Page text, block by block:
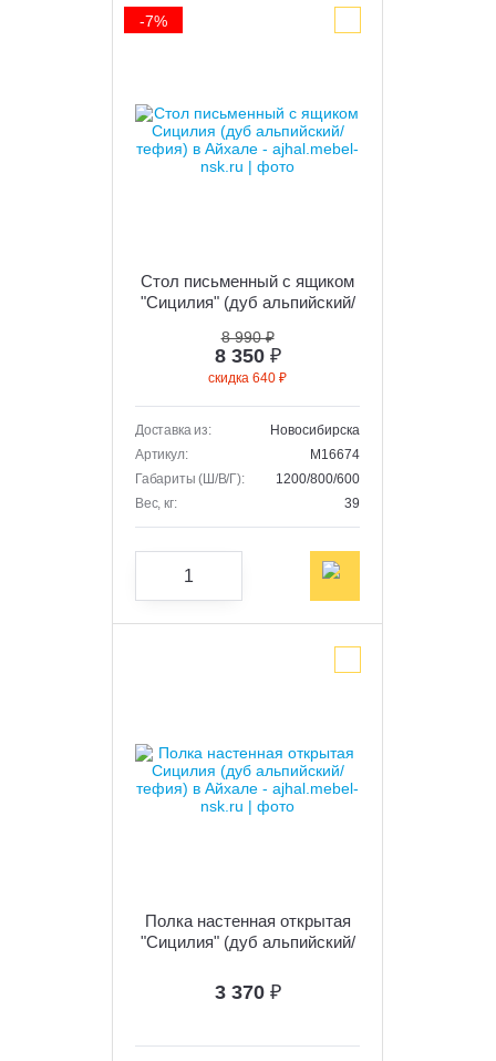
Стол письменный с ящиком
"Сицилия" (дуб альпийский/
8 990 ₽
8 350 ₽
скидка 640 ₽
Доставка из:
Новосибирска
Артикул:
M16674
Габариты (Ш/В/Г):
1200/800/600
Вес, кг:
39
-7%
Полка настенная открытая
"Сицилия" (дуб альпийский/
3 370 ₽